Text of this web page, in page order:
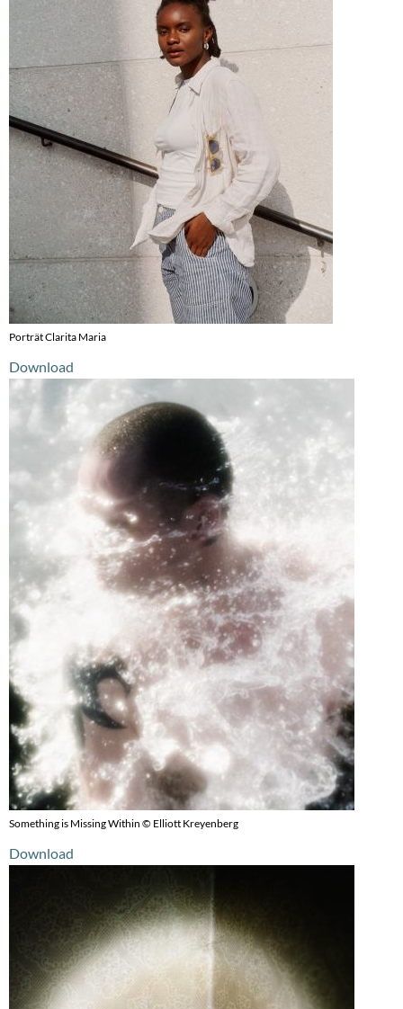
Porträt Clarita Maria
Download
Something is Missing Within © Elliott Kreyenberg
Download